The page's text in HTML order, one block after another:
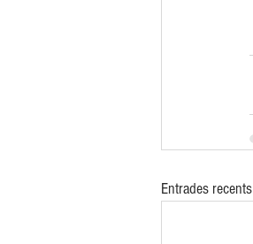
Entrades recents